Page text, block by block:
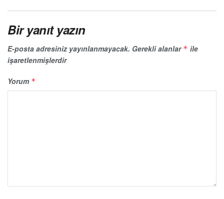
Bir yanıt yazın
E-posta adresiniz yayınlanmayacak. Gerekli alanlar* ile
işaretlenmişlerdir
Yorum *